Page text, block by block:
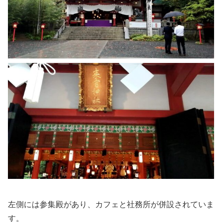
左側には参集殿があり、カフェと社務所が併設されていま
す。